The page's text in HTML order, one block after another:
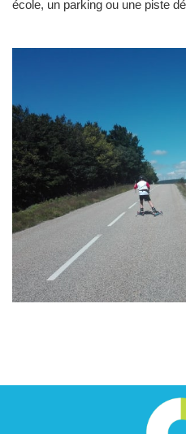
école, un parking ou une piste